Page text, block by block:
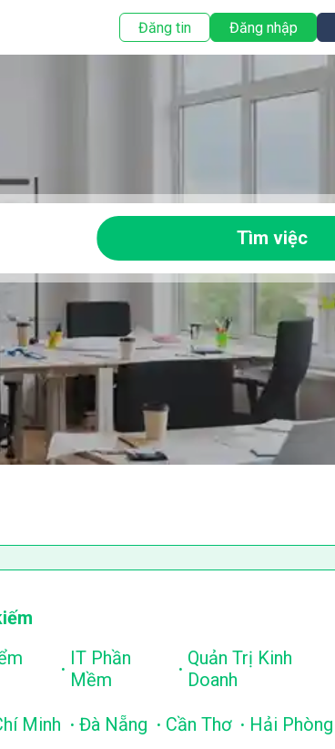
Đăng tin Đăng nhập
Tìm việc
. IT Phần
Mềm
. Quản Trị Kinh
Doanh
Minh . Đà Nẵng . Cần Thơ . Hải Phòng